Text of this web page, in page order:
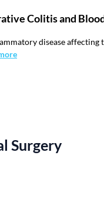
Colitis and
disease affecting
Surgery